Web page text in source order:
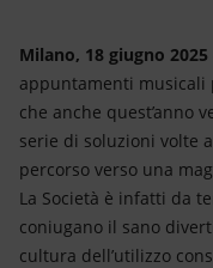
Milano, 18 giugno 2025
appuntamenti musicali
che anche quest’anno
serie di soluzioni volte
percorso verso una
La Società è infatti da
coniugano il sano
cultura dell’utilizzo